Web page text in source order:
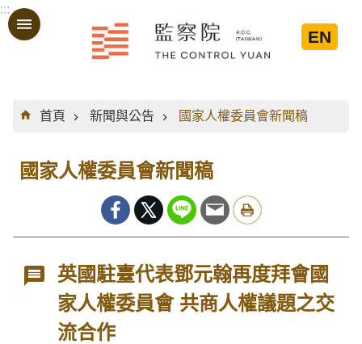
跳到主要內容區塊
:::
EN
:::
首頁
新聞與公告 國家人權委員會新聞稿
國家人權委員會新聞稿
英國駐臺代表鄧元翰再度拜會國
家人權委員會 共商人權議題之交
流合作